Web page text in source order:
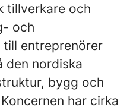
tillverkare och
och
entreprenörer
den nordiska
bygg och
har cirka